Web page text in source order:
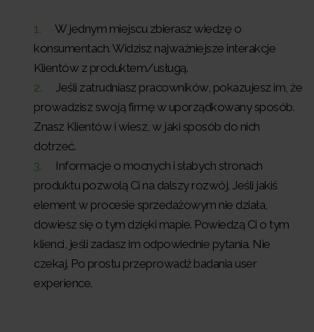
W jednym miejscu zbierasz wiedzę o
konsumentach. Widzisz najważniejsze interakcje
Klientów z produktem/usługą.
Jeśli zatrudniasz pracowników, pokazujesz im, że
prowadzisz swoją firmę w uporządkowany sposób.
Znasz Klientów i wiesz, w jaki sposób do nich
dotrzeć.
Informacje o mocnych i słabych stronach
produktu pozwolą Ci na dalszy rozwój. Jeśli jakiś
element w procesie sprzedażowym nie działa,
dowiesz się o tym dzięki mapie. Powiedzą Ci o tym
klienci, jeśli zadasz im odpowiednie pytania. Nie
czekaj. Po prostu przeprowadź badania user
experience.